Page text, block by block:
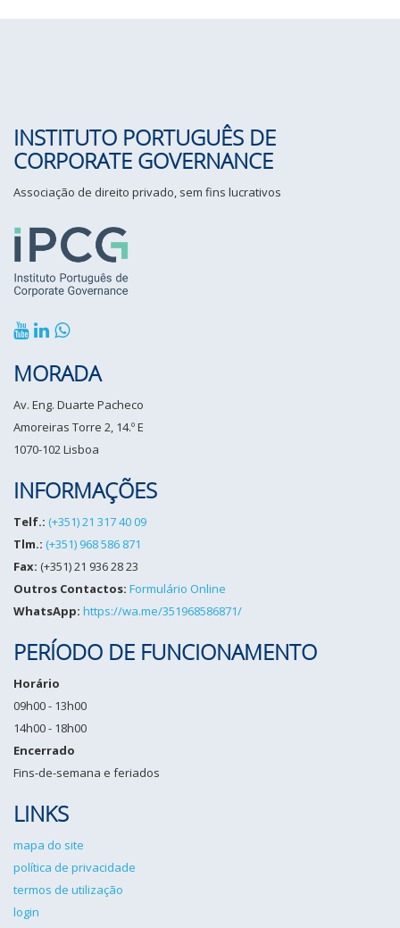
INSTITUTO PORTUGUÊS DE
CORPORATE GOVERNANCE
Associação de direito privado, sem fins lucrativos
MORADA
Av. Eng. Duarte Pacheco
Amoreiras Torre 2, 14.º E
1070-102 Lisboa
INFORMAÇÕES
Telf.: (+351) 21 317 40 09
Tlm.: (+351) 968 586 871
Fax: (+351) 21 936 28 23
Outros Contactos: Formulário Online
WhatsApp: https://wa.me/351968586871/
PERÍODO DE FUNCIONAMENTO
Horário
09h00 - 13h00
14h00 - 18h00
Encerrado
Fins-de-semana e feriados
LINKS
mapa do site
política de privacidade
termos de utilização
login